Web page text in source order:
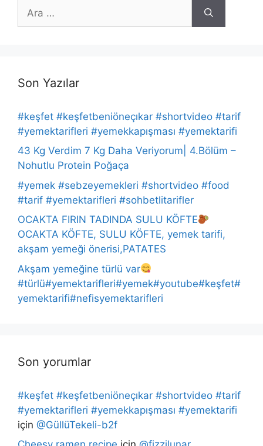
ara
Son Yazılar
#keşfet #keşfetbeniöneçıkar #shortvideo #tarif
#yemektarifleri #yemekkapışması #yemektarifi
43 Kg Verdim 7 Kg Daha Veriyorum| 4.Bölüm –
Nohutlu Protein Poğaça
#yemek #sebzeyemekleri #shortvideo #food
#tarif #yemektarifleri #sohbetlitarifler
OCAKTA FIRIN TADINDA SULU KÖFTE
OCAKTA KÖFTE, SULU KÖFTE, yemek tarifi,
akşam yemeği önerisi,PATATES
Akşam yemeğine türlü var
#türlü#yemektarifleri#yemek#youtube#keşfet#
yemektarifi#nefisyemektarifleri
Son yorumlar
#keşfet #keşfetbeniöneçıkar #shortvideo #tarif
#yemektarifleri #yemekkapışması #yemektarifi
için @GüllüTekeli-b2f